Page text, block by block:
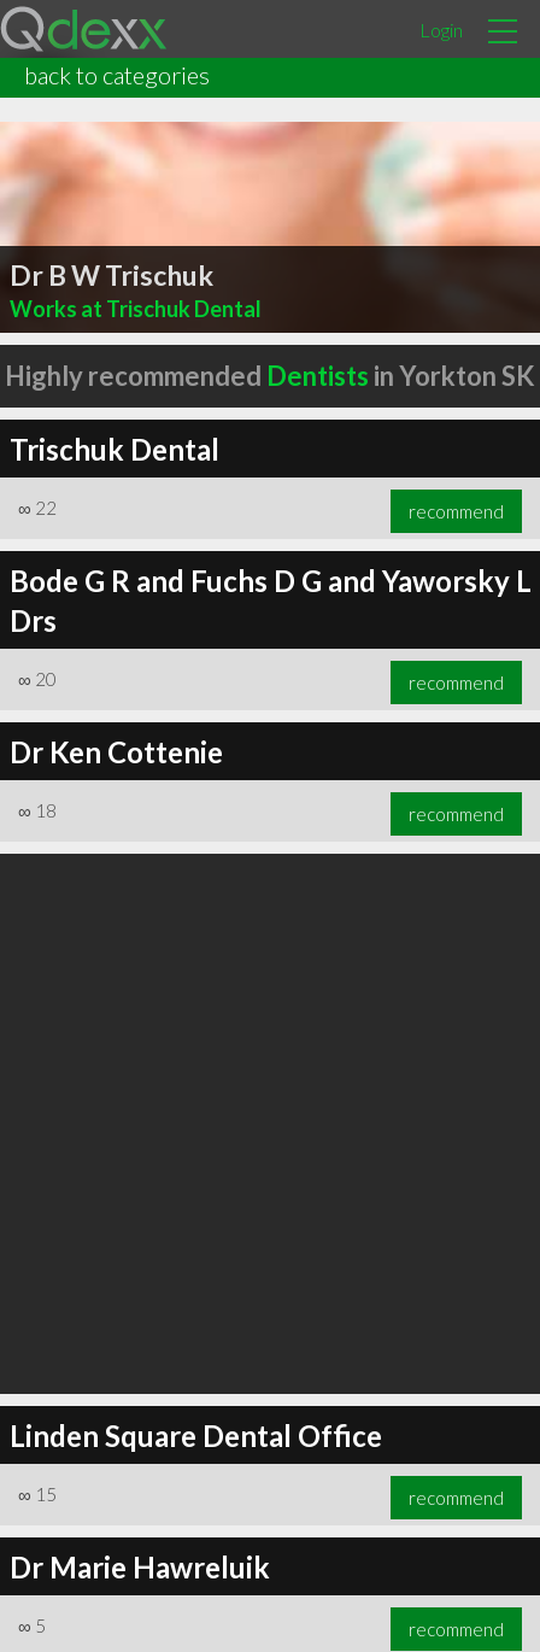
Login
back to categories
Dr B W Trischuk
Works at Trischuk Dental
∞ 25 recommend
Highly recommended Dentists in Yorkton SK
Trischuk Dental
∞ 22 recommend
Bode G R and Fuchs D G and Yaworsky L
Drs
∞ 20 recommend
Dr Ken Cottenie
∞ 18 recommend
Linden Square Dental Office
∞ 15 recommend
Dr Marie Hawreluik
∞ 5 recommend